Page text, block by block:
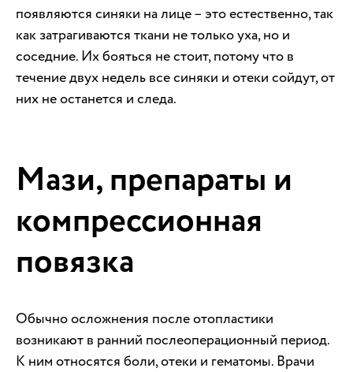
появляются синяки на лице – это естественно, так
как затрагиваются ткани не только уха, но и
соседние. Их бояться не стоит, потому что в
течение двух недель все синяки и отеки сойдут, от
них не останется и следа.
Мази, препараты и
компрессионная
повязка
Обычно осложнения после отопластики
возникают в ранний послеоперационный период.
К ним относятся боли, отеки и гематомы. Врачи